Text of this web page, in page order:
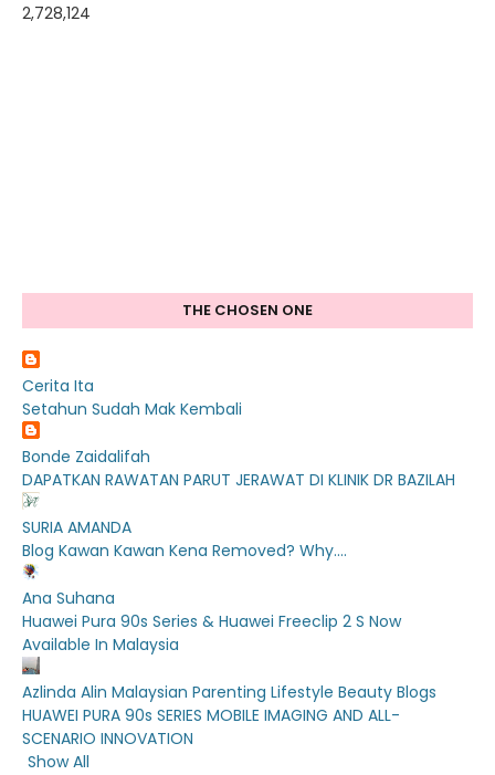
2,728,124
THE CHOSEN ONE
Cerita Ita
Setahun Sudah Mak Kembali
Bonde Zaidalifah
DAPATKAN RAWATAN PARUT JERAWAT DI KLINIK DR BAZILAH
SURIA AMANDA
Blog Kawan Kawan Kena Removed? Why....
Ana Suhana
Huawei Pura 90s Series & Huawei Freeclip 2 S Now
Available In Malaysia
Azlinda Alin Malaysian Parenting Lifestyle Beauty Blogs
HUAWEI PURA 90s SERIES MOBILE IMAGING AND ALL-
SCENARIO INNOVATION
Show All